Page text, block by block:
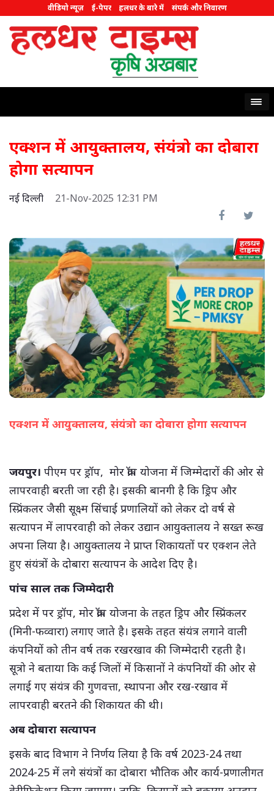
वीडियो न्यूज़ ई-पेपर हलधर के बारे में संपर्क और निवारण
एक्शन में आयुक्तालय, संयंत्रो का दोबारा
होगा सत्यापन
नई दिल्ली 21-Nov-2025 12:31 PM
एक्शन में आयुक्तालय, संयंत्रो का दोबारा होगा सत्यापन
जयपुर। पीएम पर ड्रॉप, मोर क्रॉप योजना में जिम्मेदारों की ओर से
लापरवाही बरती जा रही है। इसकी बानगी है कि ड्रिप और
स्प्रिंकलर जैसी सूक्ष्म सिंचाई प्रणालियों को लेकर दो वर्ष से
सत्यापन में लापरवाही को लेकर उद्यान आयुक्तालय ने सख्त रूख
अपना लिया है। आयुक्तालय ने प्राप्त शिकायतों पर एक्शन लेते
हुए संयंत्रों के दोबारा सत्यापन के आदेश दिए है।
पांच साल तक जिम्मेदारी
प्रदेश में पर ड्रॉप, मोर क्रॉप योजना के तहत ड्रिप और स्प्रिंकलर
(मिनी-फव्वारा) लगाए जाते है। इसके तहत संयंत्र लगाने वाली
कंपनियों को तीन वर्ष तक रखरखाव की जिम्मेदारी रहती है।
सूत्रो ने बताया कि कई जिलों में किसानों ने कंपनियों की ओर से
लगाई गए संयंत्र की गुणवत्ता, स्थापना और रख-रखाव में
लापरवाही बरतने की शिकायत की थी।
अब दोबारा सत्यापन
इसके बाद विभाग ने निर्णय लिया है कि वर्ष 2023-24 तथा
2024-25 में लगे संयंत्रों का दोबारा भौतिक और कार्य-प्रणालीगत